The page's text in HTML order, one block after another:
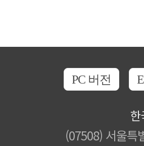
PC 버전
(07508) 서울특